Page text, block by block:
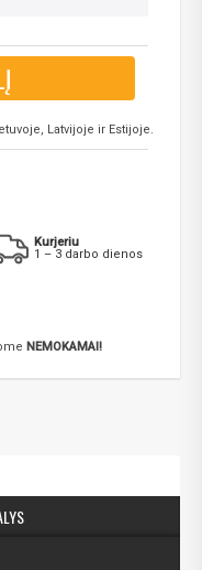
Latvijoje ir Estijoje.
Kurjeriu
1 – 3 darbo dienos
NEMOKAMAI!